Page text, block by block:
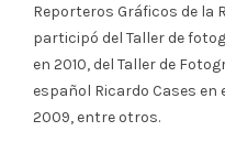
Reporteros Gráficos de la
participó del Taller de
en 2010, del Taller de
español Ricardo Cases en
2009, entre otros.